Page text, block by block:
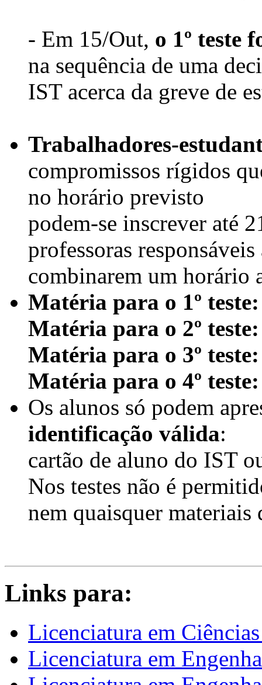
- Em 15/Out, o 1º teste
na sequência de uma
IST acerca da greve de
Trabalhadores-
compromissos rígidos
no horário previsto
podem-se inscrever até
professoras
combinarem um horário
Matéria para o 1º teste:
Matéria para o 2º teste:
Matéria para o 3º teste:
Matéria para o 4º teste:
Os alunos só podem
identificação válida:
cartão de aluno do IST
Nos testes não é
nem quaisquer materiais
Links para:
Licenciatura em
Licenciatura em